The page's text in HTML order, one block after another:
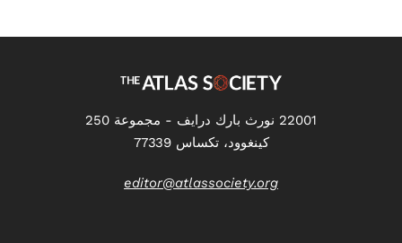
22001 نورث بارك درايف - مجموعة 250
كينغوود، تكساس 77339
editor@atlassociety.org